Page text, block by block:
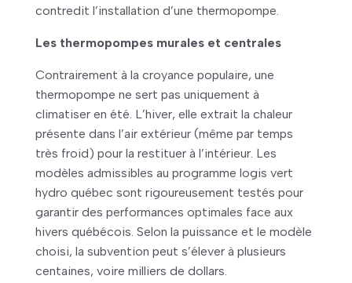
contredit l’installation d’une thermopompe.
Les thermopompes murales et centrales
Contrairement à la croyance populaire, une
thermopompe ne sert pas uniquement à
climatiser en été. L’hiver, elle extrait la chaleur
présente dans l’air extérieur (même par temps
très froid) pour la restituer à l’intérieur. Les
modèles admissibles au programme logis vert
hydro québec sont rigoureusement testés pour
garantir des performances optimales face aux
hivers québécois. Selon la puissance et le modèle
choisi, la subvention peut s’élever à plusieurs
centaines, voire milliers de dollars.